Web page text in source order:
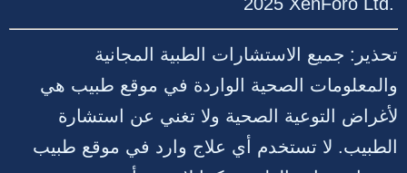
تحذير: جميع الاستشارات الطبية المجانية
والمعلومات الصحية الواردة في موقع طبيب هي
لأغراض التوعية الصحية ولا تغني عن استشارة
الطبيب. لا تستخدم أي علاج وارد في موقع طبيب